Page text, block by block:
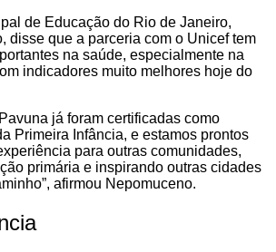
de Educação do Rio de Janeiro,
disse que a parceria com o Unicef tem
na saúde, especialmente na
indicadores muito melhores hoje do
já foram certificadas como
Primeira Infância, e estamos prontos
para outras comunidades,
primária e inspirando outras cidades
afirmou Nepomuceno.